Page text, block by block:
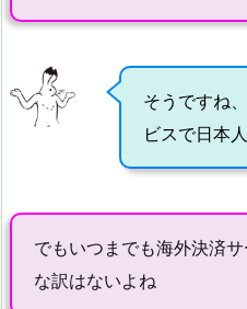
そうですね
ビスで日本
でもいつまでも海外決済
な訳はないよね